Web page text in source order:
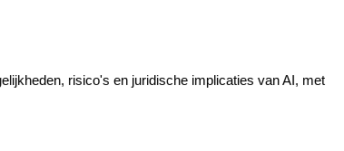
risico's en juridische implicaties van AI, met